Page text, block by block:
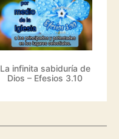
La infinita sabiduría de
Dios – Efesios 3.10